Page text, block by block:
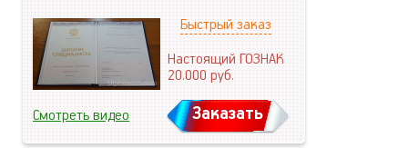
Быстрый заказ
Настоящий ГОЗНАК
20.000руб.
Смотреть видео Заказать